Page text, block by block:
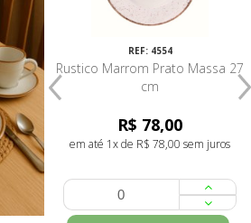
16
juros
REF: 4554
Rustico Marrom Prato Massa 27
cm
R$ 78,00
em até 1x de R$ 78,00 sem juros